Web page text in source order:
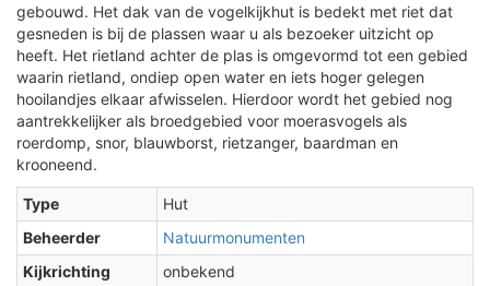
gebouwd. Het dak van de vogelkijkhut is bedekt met riet dat
gesneden is bij de plassen waar u als bezoeker uitzicht op
heeft. Het rietland achter de plas is omgevormd tot een gebied
waarin rietland, ondiep open water en iets hoger gelegen
hooilandjes elkaar afwisselen. Hierdoor wordt het gebied nog
aantrekkelijker als broedgebied voor moerasvogels als
roerdomp, snor, blauwborst, rietzanger, baardman en
krooneend.
Type
Hut
Beheerder
Natuurmonumenten
Kijkrichting
onbekend